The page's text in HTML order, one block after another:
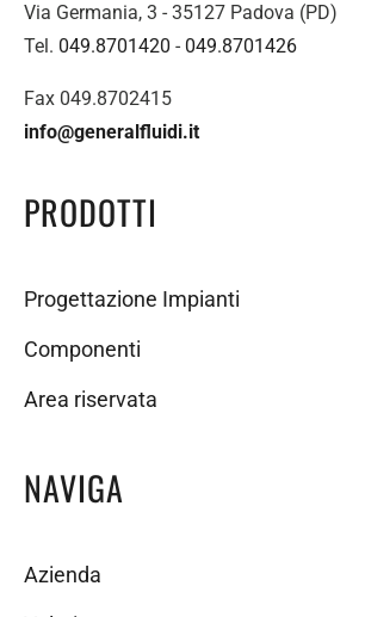
Via Germania, 3 - 35127 Padova (PD)
Tel. 049.8701420 - 049.8701426
Fax 049.8702415
info@generalfluidi.it
PRODOTTI
Progettazione Impianti
Componenti
Area riservata
NAVIGA
Azienda